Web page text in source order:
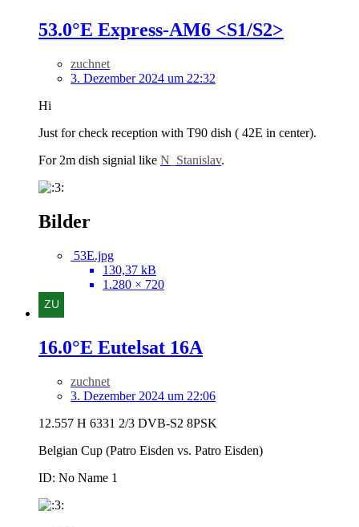
53.0°E Express-AM6 <S1/S2>
zuchnet
3. Dezember 2024 um 22:32
Hi
Just for check reception with T90 dish ( 42E in center).
For 2m dish signial like N_Stanislav.
Bilder
53E.jpg
130,37 kB
1.280 × 720
16.0°E Eutelsat 16A
zuchnet
3. Dezember 2024 um 22:06
12.557 H 6331 2/3 DVB-S2 8PSK
Belgian Cup (Patro Eisden vs. Patro Eisden)
ID: No Name 1